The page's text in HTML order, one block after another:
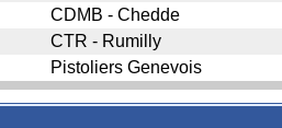
CDMB - Chedde
CTR - Rumilly
Pistoliers Genevois